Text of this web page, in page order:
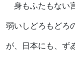
身もふたもない
弱いしどろもどろ
が、日本にも、ず